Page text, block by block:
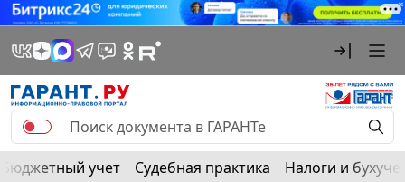
Бюджетный учет Судебная практика Налоги и